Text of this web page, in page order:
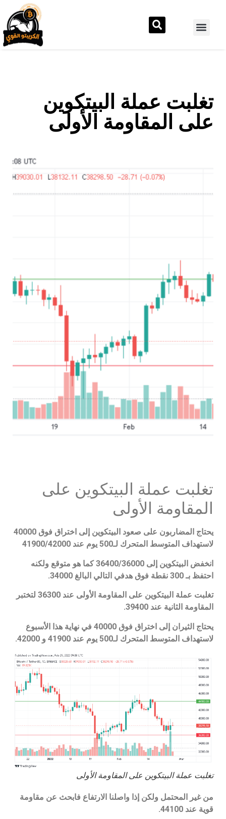
تغلبت عملة البيتكوين
على المقاومة الأولى
تغلبت عملة البيتكوين على
المقاومة الأولى
يحتاج المضاربون على صعود البيتكوين إلى اختراق فوق 40000
لاستهداف المتوسط المتحرك لـ500 يوم عند 41900/42000
انخفض البيتكوين إلى 36400/36000 كما هو متوقع ولكنه
احتفظ بـ 300 نقطة فوق هدفي التالي البالغ 34000.
تغلبت عملة البيتكوين على المقاومة الأولى عند 36300 لتختبر
المقاومة الثانية عند 39400.
يحتاج الثيران إلى اختراق فوق 40000 في نهاية هذا الأسبوع
لاستهداف المتوسط المتحرك لـ500 يوم عند 41900 و 42000.
تغلبت عملة البيتكوين على المقاومة الأولى
من غير المحتمل ولكن إذا واصلنا الارتفاع فابحث عن مقاومة
قوية عند 44100.